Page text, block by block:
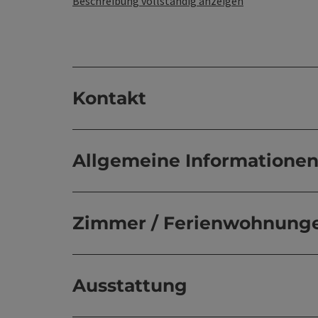
Kontakt
Allgemeine Informationen
Zimmer /
Ausstattung